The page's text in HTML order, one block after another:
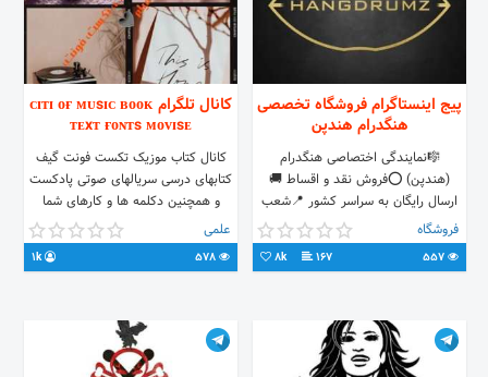
پیج اینستاگرام فروشگاه تخصصی
هنگدرام هندپن
🎼نمایندگی اختصاصی هنگدرام
(هندپن) ⭕فروش نقد و اقساط 🚚
ارسال رایگان به سراسر کشور 📍شعب
ما:صادقیه،نیاوران،لارستان 📞مشاوره
تخصصی رایگان 👇آدرس و شماره تماس
فروشگاه
167
8k
کانال تلگرام ᴄɪᴛɪ ᴏғ ᴍᴜsɪᴄ ʙᴏᴏᴋ
ᴛᴇxᴛ ғᴏɴᴛs ᴍᴏᴠɪsᴇ
کانال کتاب موزیک تکست فونت گیف
کتابهای درسی سریالهای صوتی پادکست
و همچنین دکلمه ها و کارهای شما
عزیزان نیز در کانال به اشتراک گذاشته
میشود.
علمی
1k